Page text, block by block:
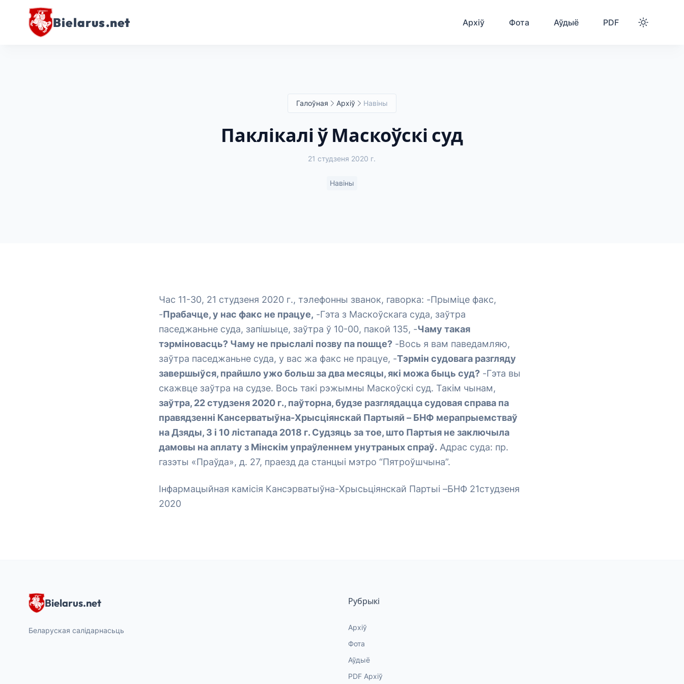
Bielarus.net Архіў Фота Аўдыё PDF
Галоўная Архіў Навіны
Паклікалі ў Маскоўскі суд
21 студзеня 2020 г.
Навіны
Час 11-30, 21 студзеня 2020 г., тэлефонны званок, гаворка: -Прыміце факс,
-Прабачце, у нас факс не працуе, -Гэта з Маскоўскага суда, заўтра
паседжаньне суда, запішыце, заўтра ў 10-00, пакой 135, -Чаму такая
тэрміновасць? Чаму не прыслалі позву па пошце? -Вось я вам паведамляю,
заўтра паседжаньне суда, у вас жа факс не працуе, -Тэрмін судовага разгляду
завершыўся, прайшло ужо больш за два месяцы, які можа быць суд? -Гэта вы
скажвце заўтра на судзе. Вось такі рэжымны Маскоўскі суд. Такім чынам,
заўтра, 22 студзеня 2020 г., паўторна, будзе разглядацца судовая справа па
правядзенні Кансерватыўна-Хрысціянскай Партыяй – БНФ мерапрыемстваў
на Дзяды, 3 і 10 лістапада 2018 г. Судзяць за тое, што Партыя не заключыла
дамовы на аплату з Мінскім упраўленнем унутраных спраў. Адрас суда: пр.
газэты «Праўда», д. 27, праезд да станцыі мэтро “Пятроўшчына”.
Інфармацыйная камісія Кансэрватыўна-Хрысьціянскай Партыі –БНФ 21студзеня
2020
Bielarus.net
Беларуская салідарнасьць
Рубрыкі
Архіў
Фота
Аўдыё
PDF Архіў